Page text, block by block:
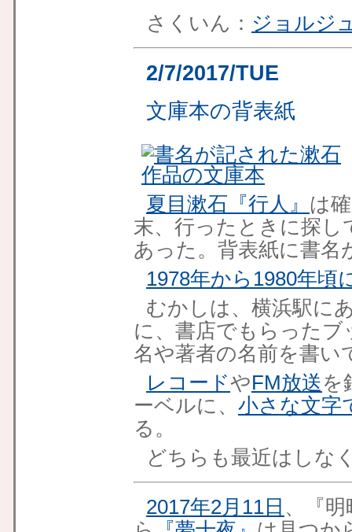
さくいん： ジョルジ
2/7/2017/TUE
文庫本の背表紙
夏目漱石『行人』 は
末、行ったときに探し
あった。背表紙に書名
1978年から1980年頃
むかしは、横浜駅に
に、書店でもらった
名や著者の名前を書い
レコードやFM放送を
ーベルに、 小さな文字
る。
どちらも最近はしな
2017年2月11日 、『